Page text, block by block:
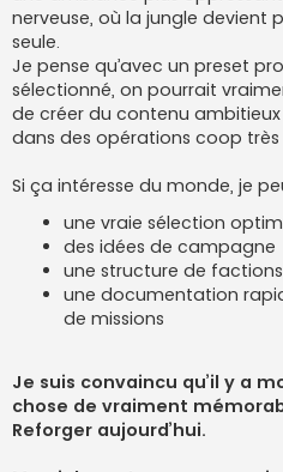
nerveuse, où la jungle devient
seule.
Je pense qu’avec un preset
sélectionné, on pourrait
de créer du contenu
dans des opérations coop très
Si ça intéresse du monde, je
une vraie sélection
des idées de campagne
une structure de
une documentation
de missions
Je suis convaincu qu’il y a
chose de vraiment
Reforger aujourd’hui.